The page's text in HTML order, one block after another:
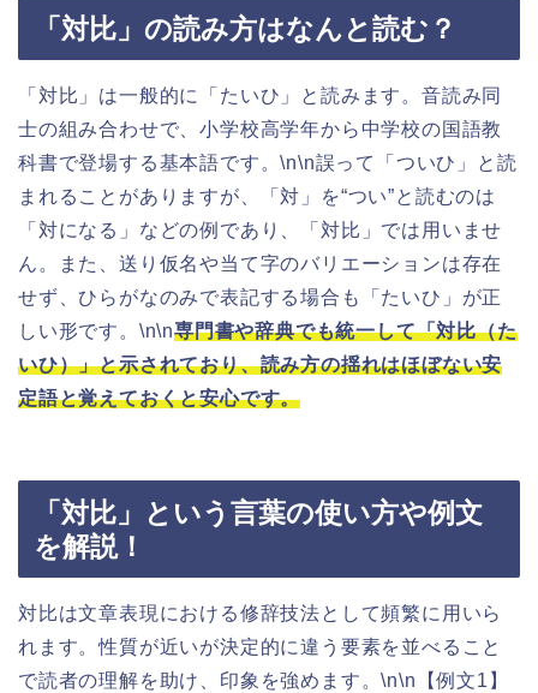
「対比」の読み方はなんと読む？
「対比」は一般的に「たいひ」と読みます。音読み同
士の組み合わせで、小学校高学年から中学校の国語教
科書で登場する基本語です。\n\n誤って「ついひ」と読
まれることがありますが、「対」を“つい”と読むのは
「対になる」などの例であり、「対比」では用いませ
ん。また、送り仮名や当て字のバリエーションは存在
せず、ひらがなのみで表記する場合も「たいひ」が正
しい形です。\n\n専門書や辞典でも統一して「対比（た
いひ）」と示されており、読み方の揺れはほぼない安
定語と覚えておくと安心です。
「対比」という言葉の使い方や例文
を解説！
対比は文章表現における修辞技法として頻繁に用いら
れます。性質が近いが決定的に違う要素を並べること
で読者の理解を助け、印象を強めます。\n\n【例文1】